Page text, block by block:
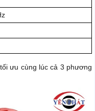
ưu cùng lúc cả 3 phương